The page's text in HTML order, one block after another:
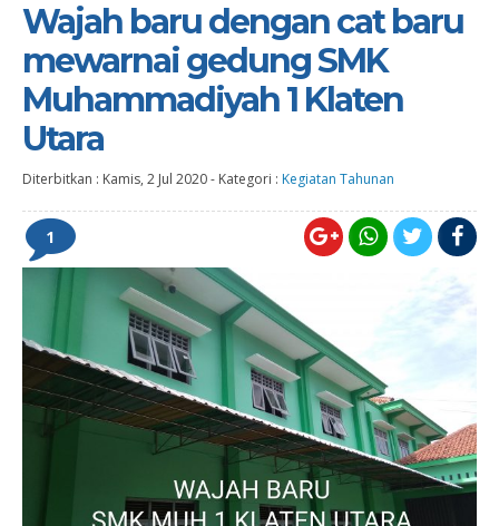
Wajah baru dengan cat baru
mewarnai gedung SMK
Muhammadiyah 1 Klaten
Utara
Diterbitkan : Kamis, 2 Jul 2020- Kategori : Kegiatan Tahunan
1